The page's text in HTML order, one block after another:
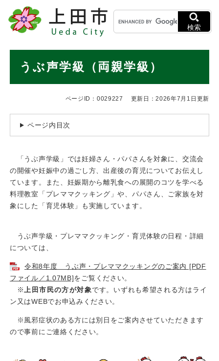
メニューを飛ばして本文へ
キ
ー
ワ
検
検索
うぶ声学級（両親学級）
ページID：0029227 更新日：2026年7月1日更新
ページ内目次
「うぶ声学級」では妊婦さん・パパさんを対象に、交流会
の開催や妊娠中の過ごし方、出産後の育児についてお伝えし
ています。また、妊娠期から離乳食への展開のコツを学べる
料理教室「プレママクッキング」や、パパさん、ご家族を対
象にした「育児体験」も実施しています。
うぶ声学級・プレママクッキング・育児体験の日程・詳細
については、
令和8年度 うぶ声・プレママクッキングのご案内 [PDF
ファイル／1.07MB]をご覧ください。
※
上田市民の方が対象です。いずれも希望される方はライ
ン又はWEBでお申込みください。
※風邪症状のある方には別日をご案内させていただきます
ので事前にご連絡ください。